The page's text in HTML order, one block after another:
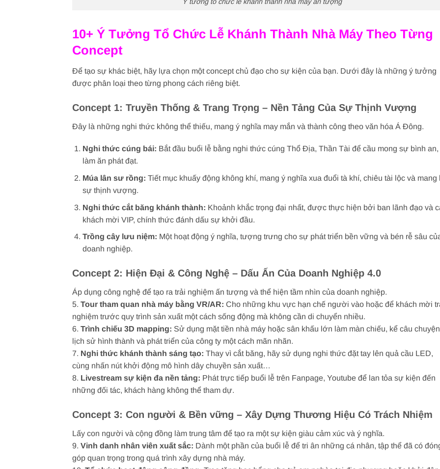
10+ Ý Tưởng Tổ Chức Lễ Khánh Thành Nhà Máy Theo Từng
Concept
Để tạo sự khác biệt, hãy lựa chọn một concept chủ đạo cho sự kiện của bạn. Dưới đây là những ý tưởng
được phân loại theo từng phong cách riêng biệt.
Concept 1: Truyền Thống & Trang Trọng – Nền Tảng Của Sự Thịnh Vượng
Đây là những nghi thức không thể thiếu, mang ý nghĩa may mắn và thành công theo văn hóa Á Đông.
Nghi thức cúng bái: Bắt đầu buổi lễ bằng nghi thức cúng Thổ Địa, Thần Tài để cầu mong sự bình an,
làm ăn phát đạt.
Múa lân sư rồng: Tiết mục khuấy động không khí, mang ý nghĩa xua đuổi tà khí, chiêu tài lộc và mang
sự thịnh vượng.
Nghi thức cắt băng khánh thành: Khoảnh khắc trọng đại nhất, được thực hiện bởi ban lãnh đạo và
khách mời VIP, chính thức đánh dấu sự khởi đầu.
Trồng cây lưu niệm: Một hoạt động ý nghĩa, tượng trưng cho sự phát triển bền vững và bén rễ sâu
doanh nghiệp.
Concept 2: Hiện Đại & Công Nghệ – Dấu Ấn Của Doanh Nghiệp 4.0
Áp dụng công nghệ để tạo ra trải nghiệm ấn tượng và thể hiện tầm nhìn của doanh nghiệp.
5. Tour tham quan nhà máy bằng VR/AR: Cho những khu vực hạn chế người vào hoặc để khách mời
nghiệm trước quy trình sản xuất một cách sống động mà không cần di chuyển nhiều.
6. Trình chiếu 3D mapping: Sử dụng mặt tiền nhà máy hoặc sân khấu lớn làm màn chiếu, kể câu
lịch sử hình thành và phát triển của công ty một cách mãn nhãn.
7. Nghi thức khánh thành sáng tạo: Thay vì cắt băng, hãy sử dụng nghi thức đặt tay lên quả cầu LED,
cùng nhấn nút khởi động mô hình dây chuyền sản xuất…
8. Livestream sự kiện đa nền tảng: Phát trực tiếp buổi lễ trên Fanpage, Youtube để lan tỏa sự kiện đến
những đối tác, khách hàng không thể tham dự.
Concept 3: Con người & Bền vững – Xây Dựng Thương Hiệu Có Trách Nhiệm
Lấy con người và cộng đồng làm trung tâm để tạo ra một sự kiện giàu cảm xúc và ý nghĩa.
9. Vinh danh nhân viên xuất sắc: Dành một phần của buổi lễ để tri ân những cá nhân, tập thể đã có
góp quan trọng trong quá trình xây dựng nhà máy.